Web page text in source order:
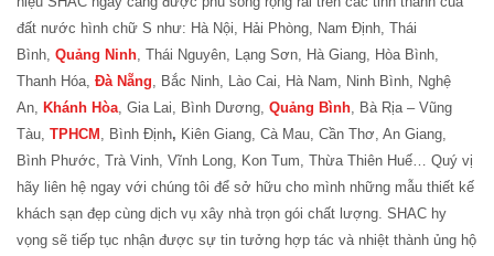
đất nước hình chữ S như: Hà Nội, Hải Phòng, Nam Định, Thái
Bình, Quảng Ninh , Thái Nguyên, Lạng Sơn, Hà Giang, Hòa Bình,
Thanh Hóa, Đà Nẵng , Bắc Ninh, Lào Cai, Hà Nam, Ninh Bình, Nghệ
An,
Khánh Hòa , Gia Lai, Bình Dương, Quảng Bình , Bà Rịa – Vũng
Tàu, TPHCM , Bình Định, Kiên Giang, Cà Mau, Cần Thơ, An Giang,
Bình Phước, Trà Vinh, Vĩnh Long, Kon Tum, Thừa Thiên Huế… Quý vị
hãy liên hệ ngay với chúng tôi để sở hữu cho mình những mẫu thiết kế
khách sạn đẹp cùng dịch vụ xây nhà trọn gói chất lượng. SHAC hy
vọng sẽ tiếp tục nhận được sự tin tưởng hợp tác và nhiệt thành ủng hộ